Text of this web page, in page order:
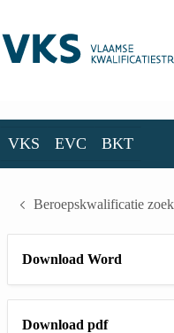
VKS EVC BKT
Beroepskwalificatie
Download Word
Download pdf